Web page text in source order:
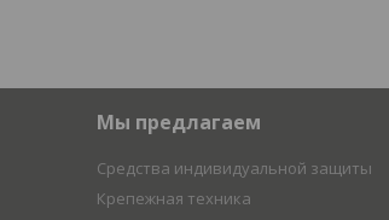
Мы предлагаем
Средства индивидуальной защиты
Крепежная техника